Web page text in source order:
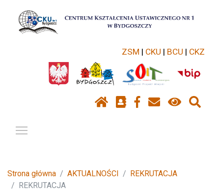
ZSM | CKU | BCU | CKZ
Strona główna AKTUALNOŚCI
REKRUTACJA
REKRUTACJA